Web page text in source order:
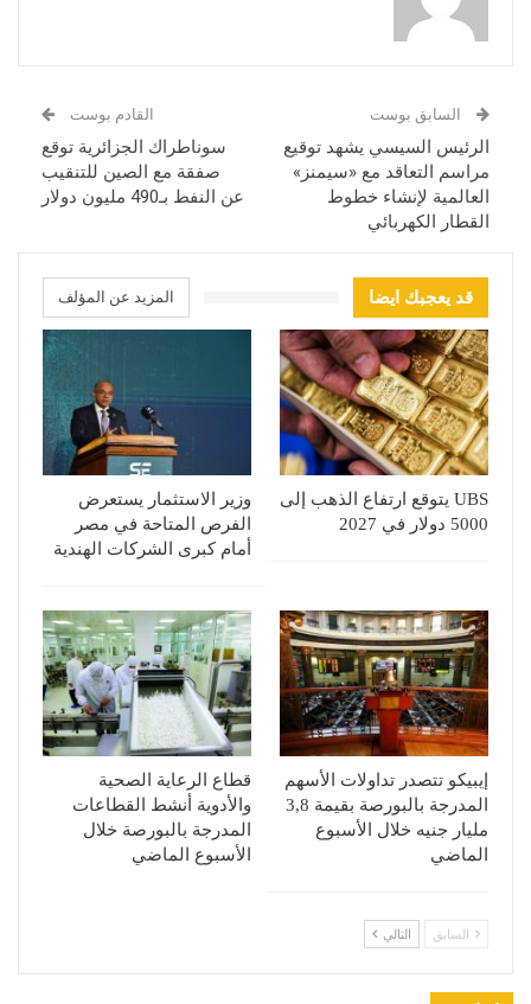
السابق بوست
الرئيس السيسي يشهد توقيع
مراسم التعاقد مع «سيمنز»
العالمية لإنشاء خطوط
القطار الكهربائي
القادم بوست
سوناطراك الجزائرية توقع
صفقة مع الصين للتنقيب
عن النفط بـ490 مليون دولار
قد يعجبك ايضا المزيد عن المؤلف
UBS يتوقع ارتفاع الذهب إلى
5000 دولار في 2027
وزير الاستثمار يستعرض
الفرص المتاحة في مصر
أمام كبرى الشركات الهندية
إيبيكو تتصدر تداولات الأسهم
المدرجة بالبورصة بقيمة 3,8
مليار جنيه خلال الأسبوع
الماضي
قطاع الرعاية الصحية
والأدوية أنشط القطاعات
المدرجة بالبورصة خلال
الأسبوع الماضي
السابق التالي